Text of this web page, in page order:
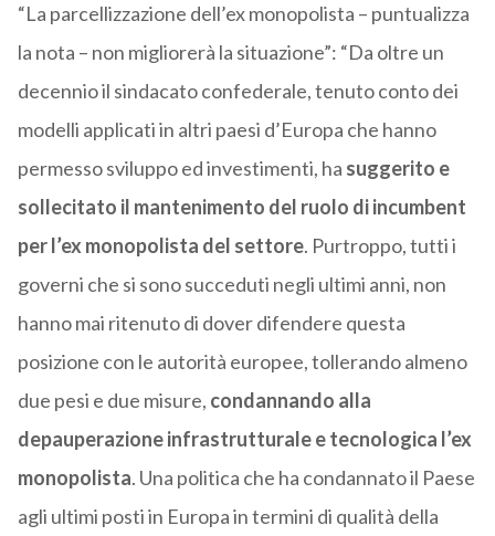
“La parcellizzazione dell’ex monopolista – puntualizza
la nota – non migliorerà la situazione”: “Da oltre un
decennio il sindacato confederale, tenuto conto dei
modelli applicati in altri paesi d’Europa che hanno
permesso sviluppo ed investimenti, ha suggerito e
sollecitato il mantenimento del ruolo di incumbent
per l’ex monopolista del settore. Purtroppo, tutti i
governi che si sono succeduti negli ultimi anni, non
hanno mai ritenuto di dover difendere questa
posizione con le autorità europee, tollerando almeno
due pesi e due misure, condannando alla
depauperazione infrastrutturale e tecnologica l’ex
monopolista. Una politica che ha condannato il Paese
agli ultimi posti in Europa in termini di qualità della